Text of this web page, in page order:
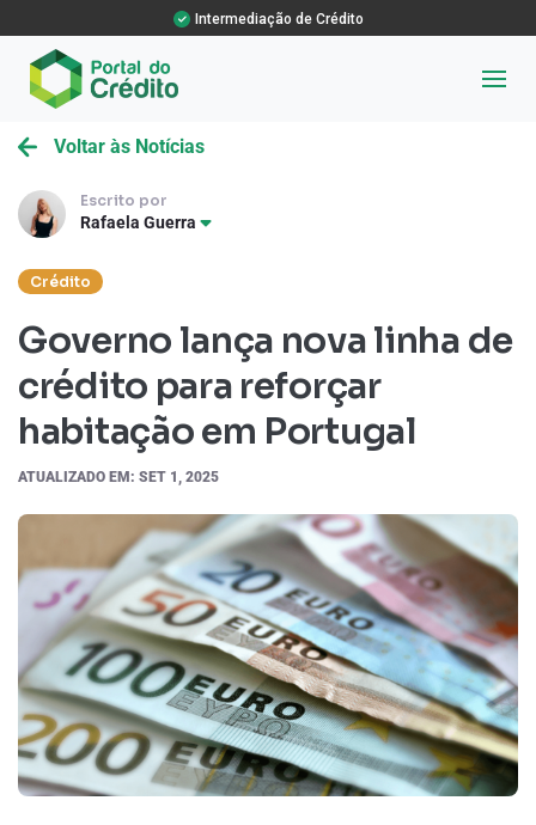
Intermediação de Crédito
Voltar às Notícias
Escrito por
Rafaela Guerra
Crédito
Governo lança nova linha de
crédito para reforçar
habitação em Portugal
ATUALIZADO EM: SET 1, 2025